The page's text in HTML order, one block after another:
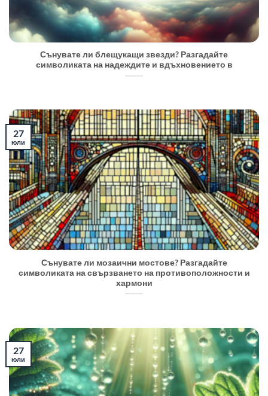
Сънувате ли блещукащи звезди? Разгадайте
символиката на надеждите и вдъхновението в
Сънувате ли мозаични мостове? Разгадайте
символиката на свързването на противоположности и
хармони
27
юли
27
юли